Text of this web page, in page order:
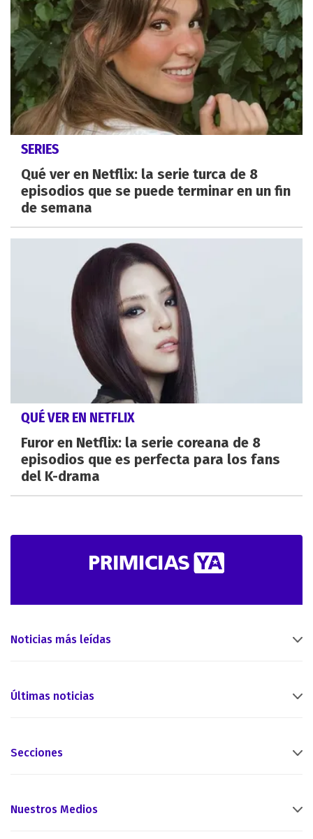
SERIES
Qué ver en Netflix: la serie turca de 8
episodios que se puede terminar en un fin
de semana
QUÉ VER EN NETFLIX
Furor en Netflix: la serie coreana de 8
episodios que es perfecta para los fans
del K-drama
Noticias más leídas
Últimas noticias
Secciones
Nuestros Medios